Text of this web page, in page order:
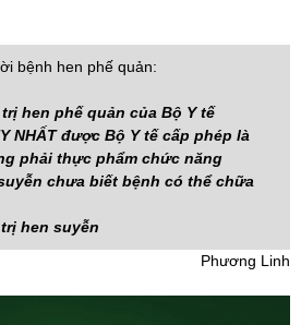
bệnh hen phế quản:
hen phế quản của Bộ Y tế
NHẤT được Bộ Y tế cấp phép là
phải thực phẩm chức năng
chưa biết bệnh có thể chữa
hen suyễn
Phương Linh